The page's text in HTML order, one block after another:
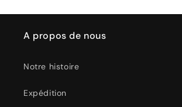
A propos de nous
Notre histoire
Expédition